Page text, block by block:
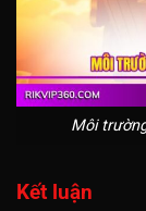
Môi
Kết luận